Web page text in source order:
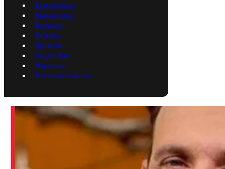
Tamaulipas
Matamoros
Reynosa
Política
Opinión
Seguridad
Deportes
Entretenimiento